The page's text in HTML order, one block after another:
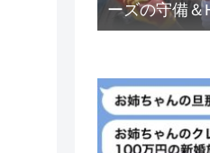
ーズの守備